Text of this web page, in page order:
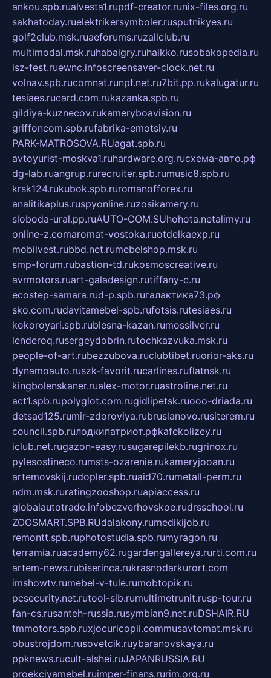
ankou.spb.rualvesta1.rupdf-creator.runix-files.org.ru
sakhatoday.ruelektrikersymboler.rusputnikyes.ru
golf2club.msk.ruaeforums.ruzallclub.ru
multimodal.msk.ruhabaigry.ruhaikko.rusobakopedia.ru
isz-fest.ruewnc.infoscreensaver-clock.net.ru
volnav.spb.rucomnat.runpf.net.ru7bit.pp.rukalugatur.ru
tesiaes.rucard.com.rukazanka.spb.ru
gildiya-kuznecov.rukameryboavision.ru
griffoncom.spb.rufabrika-emotsiy.ru
PARK-MATROSOVA.RUagat.spb.ru
avtoyurist-moskva1.ruhardware.org.ruсхема-авто.рф
dg-lab.ruangrup.rurecruiter.spb.rumusic8.spb.ru
krsk124.rukubok.spb.ruromanofforex.ru
analitikaplus.ruspyonline.ruzosikamery.ru
sloboda-ural.pp.ruAUTO-COM.SUhohota.netalimy.ru
online-z.comaromat-vostoka.ruotdelkaexp.ru
mobilvest.rubbd.net.rumebelshop.msk.ru
smp-forum.rubastion-td.rukosmoscreative.ru
avrmotors.ruart-galadesign.rutiffany-c.ru
ecostep-samara.rud-p.spb.ruгалактика73.рф
sko.com.rudavitamebel-spb.rufotsis.rutesiaes.ru
kokoroyari.spb.rublesna-kazan.rumossilver.ru
lenderoq.rusergeydobrin.rutochkazvuka.msk.ru
people-of-art.rubezzubova.ruclubtibet.ruorior-aks.ru
dynamoauto.ruszk-favorit.rucarlines.ruflatnsk.ru
kingbolenskaner.rualex-motor.ruastroline.net.ru
act1.spb.rupolyglot.com.rugidlipetsk.ruooo-driada.ru
detsad125.rumir-zdoroviya.rubruslanovo.rusiterem.ru
council.spb.ruлодкипатриот.рфkafekolizey.ru
iclub.net.rugazon-easy.rusugarepilekb.rugrinox.ru
pylesostineco.rumsts-ozarenie.rukameryjooan.ru
artemovskij.rudopler.spb.ruaid70.rumetall-perm.ru
ndm.msk.ruratingzooshop.ruapiaccess.ru
globalautotrade.infobezverhovskoe.rudrsschool.ru
ZOOSMART.SPB.RUdalakony.rumedikijob.ru
remontt.spb.ruphotostudia.spb.rumyragon.ru
terramia.ruacademy62.rugardengallereya.rurti.com.ru
artem-news.rubiserinca.rukrasnodarkurort.com
imshowtv.rumebel-v-tule.rumobtopik.ru
pcsecurity.net.rutool-sib.rumultimetrunit.rusp-tour.ru
fan-cs.rusanteh-russia.rusymbian9.net.ruDSHAIR.RU
tmmotors.spb.ruxjocuricopii.commusavtomat.msk.ru
obustrojdom.rusovetcik.ruybaranovskaya.ru
ppknews.rucult-alshei.ruJAPANRUSSIA.RU
proekciyamebel.ruimper-finans.rurim.org.ru